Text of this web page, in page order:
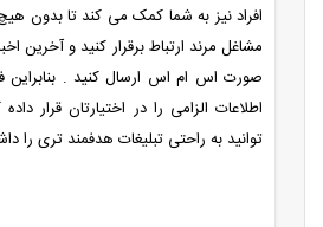
افراد نیز به شما کمک می کند تا بدون
مشاغل مرند ارتباط برقرار کنید و آخرین
صورت اس ام اس ارسال کنید . بنابراین
اطلاعات الزامی را در اختیارتان قرار
توانید به راحتی تبلیغات هدفمند تری را